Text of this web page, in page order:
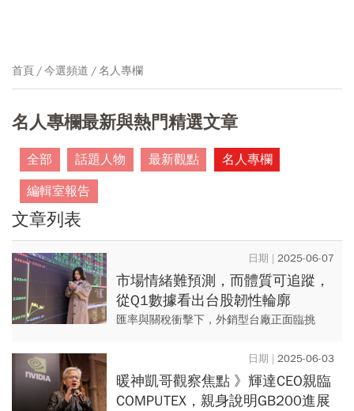
首頁 今選頻道 名人專欄
名人專欄最新與熱門精選文章
全部 話題人物 最新觀點
名人專欄
編輯室報告
文章列表
2025-06-07
市場情緒難預測，而體質可追蹤，
從Q1數據看出台股韌性輪廓
匯率與關稅衝擊下，外銷型台廠正面臨挑
2025-06-03
暖神凱哥觀察焦點 》輝達CEO親臨
COMPUTEX，親身說明GB200進展